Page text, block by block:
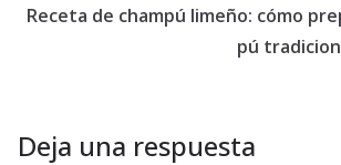
Receta de champú limeño: cómo
pú
Deja una respuesta